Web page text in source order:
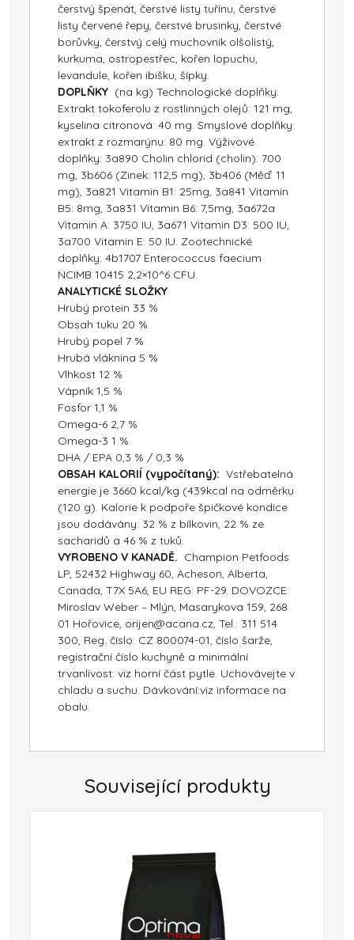
čerstvý špenát, čerstvé listy tuřínu, čerstvé
listy červené řepy, čerstvé brusinky, čerstvé
borůvky, čerstvý celý muchovník olšolistý,
kurkuma, ostropestřec, kořen lopuchu,
levandule, kořen ibišku, šípky.
DOPLŇKY (na kg) Technologické doplňky:
Extrakt tokoferolu z rostlinných olejů: 121 mg,
kyselina citronová: 40 mg. Smyslové doplňky:
extrakt z rozmarýnu: 80 mg. Výživové
doplňky: 3a890 Cholin chlorid (cholin): 700
mg, 3b606 (Zinek: 112,5 mg), 3b406 (Měď: 11
mg), 3a821 Vitamin B1: 25mg, 3a841 Vitamin
B5: 8mg, 3a831 Vitamin B6: 7,5mg, 3a672a
Vitamin A: 3750 IU, 3a671 Vitamin D3: 500 IU,
3a700 Vitamin E: 50 IU. Zootechnické
doplňky: 4b1707 Enterococcus faecium
NCIMB 10415 2,2×10^6 CFU.
ANALYTICKÉ SLOŽKY
Hrubý protein 33 %
Obsah tuku 20 %
Hrubý popel 7 %
Hrubá vláknina 5 %
Vlhkost 12 %
Vápník 1,5 %
Fosfor 1,1 %
Omega-6 2,7 %
Omega-3 1 %
DHA / EPA 0,3 % / 0,3 %
OBSAH KALORIÍ (vypočítaný): Vstřebatelná
energie je 3660 kcal/kg (439kcal na odměrku
(120 g). Kalorie k podpoře špičkové kondice
jsou dodávány: 32 % z bílkovin, 22 % ze
sacharidů a 46 % z tuků.
VYROBENO V KANADĚ. Champion Petfoods
LP, 52432 Highway 60, Acheson, Alberta,
Canada, T7X 5A6, EU REG: PF-29. DOVOZCE:
Miroslav Weber – Mlýn, Masarykova 159, 268
01 Hořovice, orijen@acana.cz, Tel.: 311 514
300, Reg. číslo: CZ 800074-01, číslo šarže,
registrační číslo kuchyně a minimální
trvanlivost: viz horní část pytle. Uchovávejte v
chladu a suchu. Dávkování:viz informace na
obalu.
Související produkty